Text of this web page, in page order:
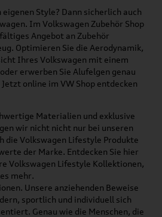
Style? Dann sicherlich auch
Im Volkswagen Zubehör Shop
Angebot an Zubehör
Optimieren Sie die Aerodynamik,
Ihres Volkswagen mit einem
erwerben Sie Alufelgen genau
online im VW Shop entdecken
Materialien und exklusive
wir nicht nicht nur bei unseren
die Volkswagen Lifestyle Produkte
der Marke. Entdecken Sie hier
Volkswagen Lifestyle Kollektionen,
mehr.
Unsere anziehenden Beweise
sportlich und individuell sich
Genau wie die Menschen, die